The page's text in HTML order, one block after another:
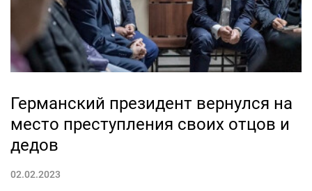
Германский президент вернулся на
место преступления своих отцов и
дедов
02.02.2023